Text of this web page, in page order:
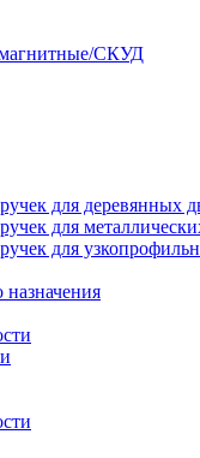
СКУД
для деревянных
для
для